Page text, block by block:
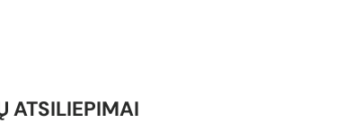
ATSILIEPIMAI